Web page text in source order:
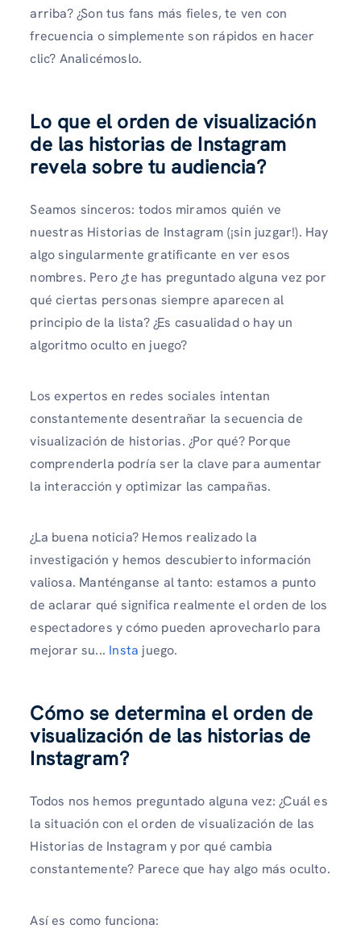
arriba? ¿Son tus fans más fieles, te ven con
frecuencia o simplemente son rápidos en hacer
clic? Analicémoslo.
Lo que el orden de visualización
de las historias de Instagram
revela sobre tu audiencia?
Seamos sinceros: todos miramos quién ve
nuestras Historias de Instagram (¡sin juzgar!). Hay
algo singularmente gratificante en ver esos
nombres. Pero ¿te has preguntado alguna vez por
qué ciertas personas siempre aparecen al
principio de la lista? ¿Es casualidad o hay un
algoritmo oculto en juego?
Los expertos en redes sociales intentan
constantemente desentrañar la secuencia de
visualización de historias. ¿Por qué? Porque
comprenderla podría ser la clave para aumentar
la interacción y optimizar las campañas.
¿La buena noticia? Hemos realizado la
investigación y hemos descubierto información
valiosa. Manténganse al tanto: estamos a punto
de aclarar qué significa realmente el orden de los
espectadores y cómo pueden aprovecharlo para
mejorar su... Insta juego.
Cómo se determina el orden de
visualización de las historias de
Instagram?
Todos nos hemos preguntado alguna vez: ¿Cuál es
la situación con el orden de visualización de las
Historias de Instagram y por qué cambia
constantemente? Parece que hay algo más oculto.
Así es como funciona: